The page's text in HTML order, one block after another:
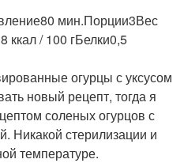
мин.Порции3Вес
ккал / 100 гБелки0,5
огурцы с уксусом
новый рецепт, тогда я
соленых огурцов с
Никакой стерилизации и
температуре.